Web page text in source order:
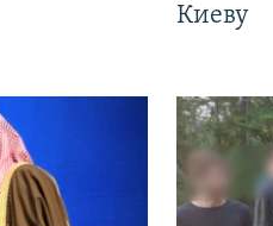
Киеву